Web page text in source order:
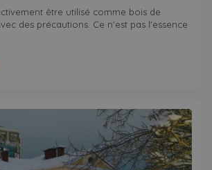
être utilisé comme bois de
des précautions. Ce n'est pas l'essence